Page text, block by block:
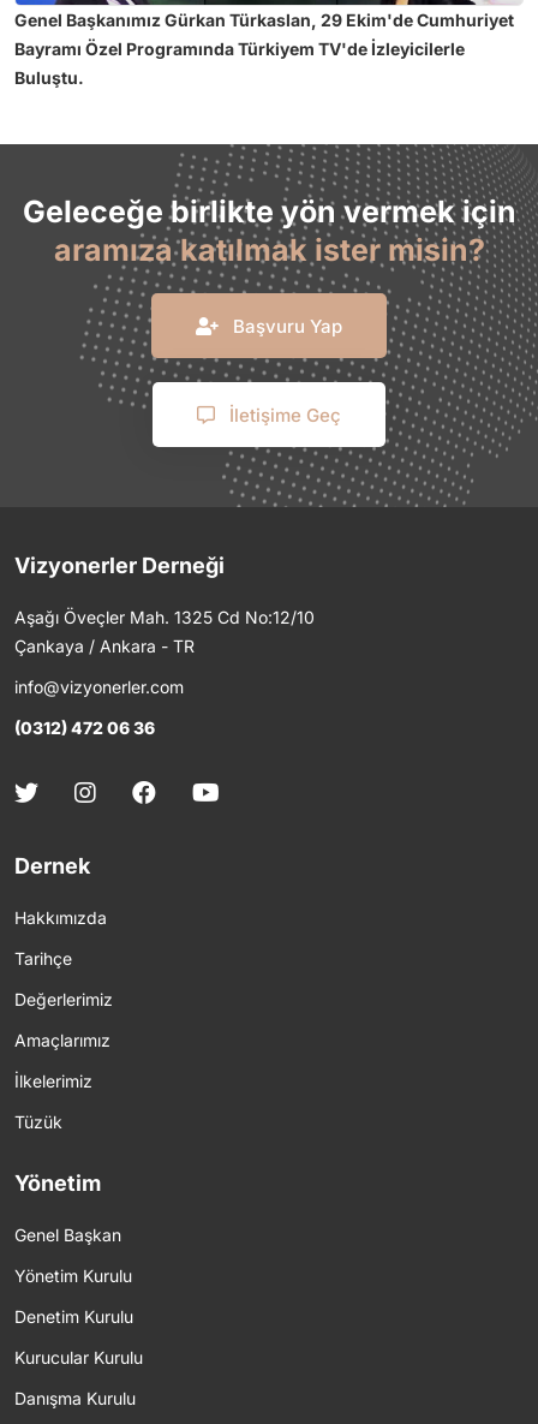
Genel Başkanımız Gürkan Türkaslan, 29 Ekim'de Cumhuriyet
Bayramı Özel Programında Türkiyem TV'de İzleyicilerle
Buluştu.
Geleceğe birlikte yön vermek için
aramıza katılmak ister misin?
Başvuru Yap
İletişime Geç
Vizyonerler Derneği
Aşağı Öveçler Mah. 1325 Cd No:12/10
Çankaya / Ankara - TR
info@vizyonerler.com
(0312) 472 06 36
Dernek
Hakkımızda
Tarihçe
Değerlerimiz
Amaçlarımız
İlkelerimiz
Tüzük
Yönetim
Genel Başkan
Yönetim Kurulu
Denetim Kurulu
Kurucular Kurulu
Danışma Kurulu